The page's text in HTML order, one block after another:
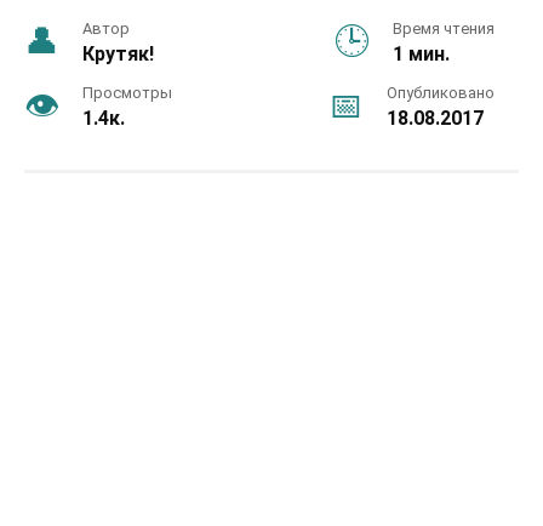
Автор
Крутяк!
Время чтения
1 мин.
Просмотры
1.4к.
Опубликовано
18.08.2017